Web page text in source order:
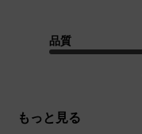
品質
もっと見る